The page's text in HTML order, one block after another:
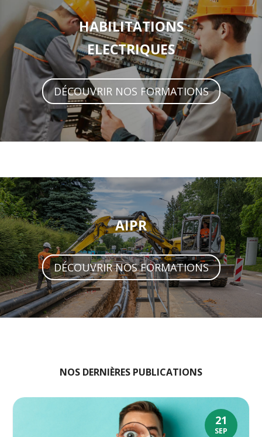
HABILITATIONS
ELECTRIQUES
DÉCOUVRIR NOS FORMATIONS
AIPR
DÉCOUVRIR NOS FORMATIONS
NOS DERNIÈRES PUBLICATIONS
21
SEP